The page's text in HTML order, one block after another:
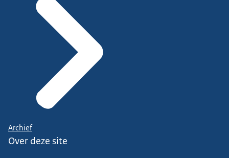
Archief
Over deze site